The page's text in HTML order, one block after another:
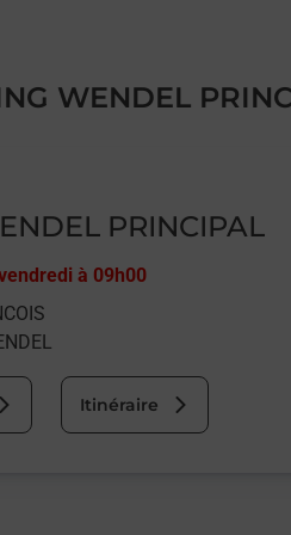
WENDEL
PRINCIPAL
à 09h00
Itinéraire